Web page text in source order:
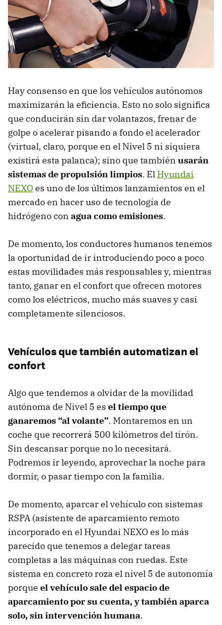
Hay consenso en que los vehículos autónomos
maximizarán la eficiencia. Esto no solo significa
que conducirán sin dar volantazos, frenar de
golpe o acelerar pisando a fondo el acelerador
(virtual, claro, porque en el Nivel 5 ni siquiera
existirá esta palanca); sino que también usarán
sistemas de propulsión limpios. El Hyundai
NEXO es uno de los últimos lanzamientos en el
mercado en hacer uso de tecnología de
hidrógeno con agua como emisiones.
De momento, los conductores humanos tenemos
la oportunidad de ir introduciendo poco a poco
estas movilidades más responsables y, mientras
tanto, ganar en el confort que ofrecen motores
como los eléctricos, mucho más suaves y casi
completamente silenciosos.
Vehículos que también automatizan el
confort
Algo que tendemos a olvidar de la movilidad
autónoma de Nivel 5 es el tiempo que
ganaremos “al volante”. Montaremos en un
coche que recorrerá 500 kilómetros del tirón.
Sin descansar porque no lo necesitará.
Podremos ir leyendo, aprovechar la noche para
dormir, o pasar tiempo con la familia.
De momento, aparcar el vehículo con sistemas
RSPA (asistente de aparcamiento remoto
incorporado en el Hyundai NEXO es lo más
parecido que tenemos a delegar tareas
completas a las máquinas con ruedas. Este
sistema en concreto roza el nivel 5 de autonomía
porque el vehículo sale del espacio de
aparcamiento por su cuenta, y también aparca
solo, sin intervención humana.